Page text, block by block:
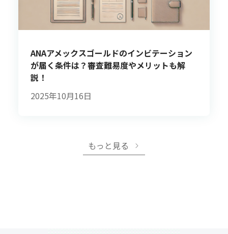
ANAアメックスゴールドのインビテーション
が届く条件は？審査難易度やメリットも解
説！
2025年10月16日
もっと見る